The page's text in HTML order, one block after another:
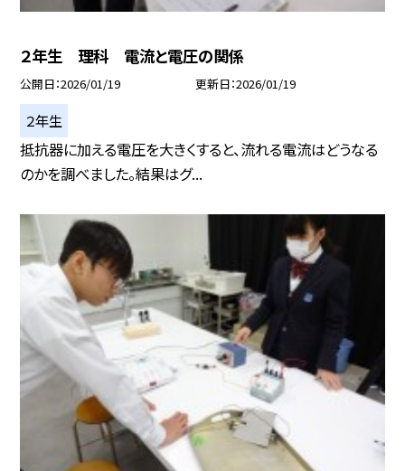
２年生 理科 電流と電圧の関係
公開日 2026/01/19 更新日 2026/01/19
２年生
抵抗器に加える電圧を大きくすると、流れる電流はどうなる
のかを調べました。結果はグ...